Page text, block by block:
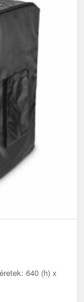
640 (h) x